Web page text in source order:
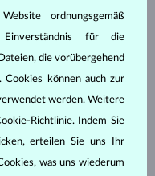
AUSWAHL AN
AN
häufig in historischem
zu Generation
ordnungsgemäß
für die
die vorübergehend
können auch zur
werden. Weitere
Richtlinie. Indem Sie
erteilen Sie uns Ihr
was uns wiederum